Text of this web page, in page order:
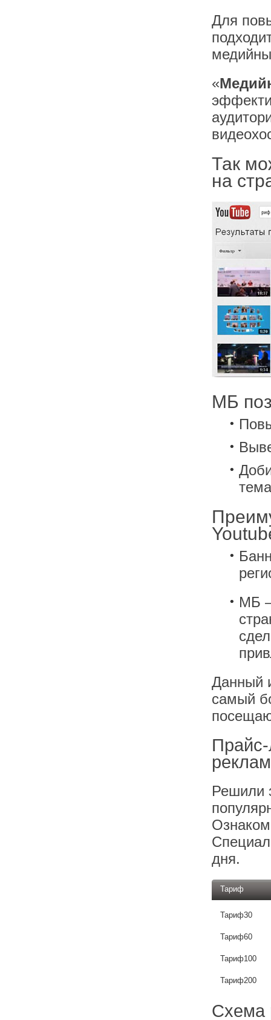
Для
«
Так
на
МБ
МБ
Данный
самый
Решили
дня.
Тариф
Тариф30
Тариф60
Тариф100
Тариф200
Схема